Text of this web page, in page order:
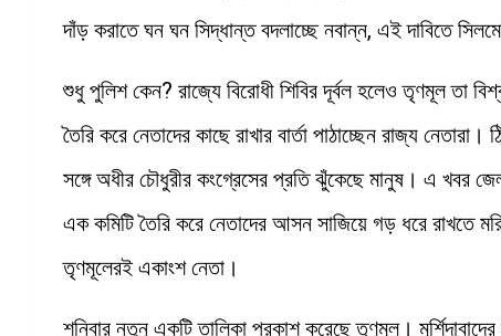
দাঁড় করাতে ঘন ঘন সিদ্ধান্ত বদলাচ্ছে নবান্ন, এই দাবিতে
শুধু পুলিশ কেন? রাজ্যে বিরোধী শিবির দূর্বল হলেও তৃণমূল তা
তৈরি করে নেতাদের কাছে রাখার বার্তা পাঠাচ্ছেন রাজ্য
সঙ্গে অধীর চৌধুরীর কংগ্রেসের প্রতি ঝুঁকেছে মানুষ। এ খবর
এক কমিটি তৈরি করে নেতাদের আসন সাজিয়ে গড় ধরে রাখতে
তৃণমূলেরই একাংশ নেতা।
শনিবার নতুন একটি তালিকা প্রকাশ করেছে তৃণমূল।